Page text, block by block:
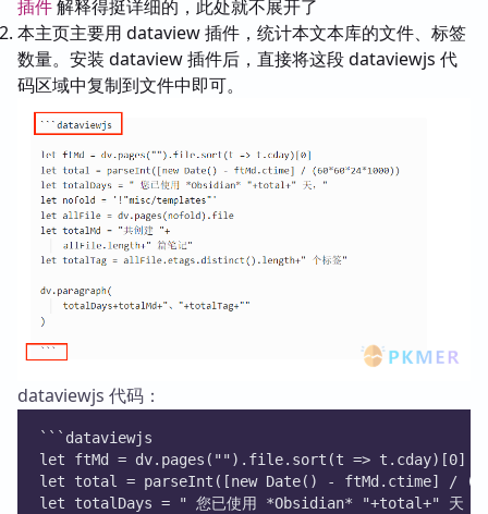
插件解释得挺详细的，此处就不展开了
本主页主要用 dataview 插件，统计本文本库的文件、标签
数量。安装 dataview 插件后，直接将这段 dataviewjs 代
码区域中复制到文件中即可。
dataviewjs 代码：
```dataviewjs
let ftMd = dv.pages("").file.sort(t => t.cday)[0]
let total = parseInt([new Date() - ftMd.ctime] /
let totalDays = " 您已使用 *Obsidian* "+total+" 天，"